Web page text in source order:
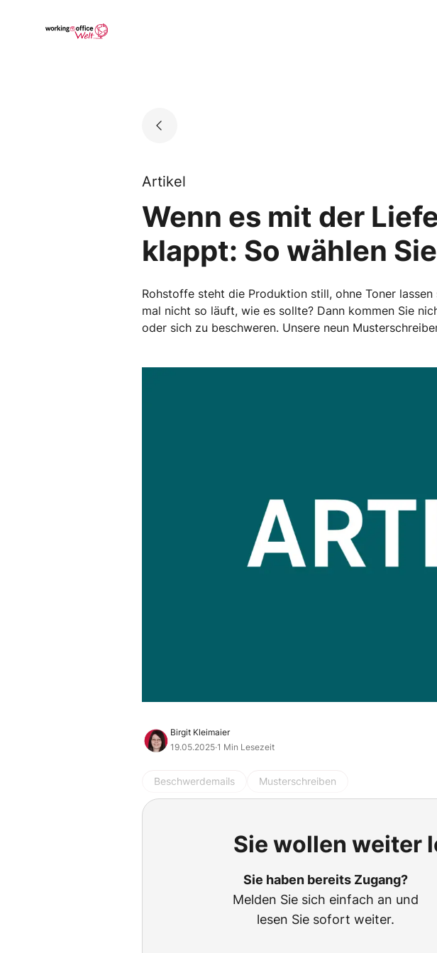
Go to landing page.
Artikel
Wenn es mit der
klappt: So wählen
Rohstoffe steht die Produktion still, ohne Toner
mal nicht so läuft, wie es sollte? Dann kommen Sie
oder sich zu beschweren. Unsere neun
Birgit Kleimaier
19.05.2025·1 Min Lesezeit
Beschwerdemails Musterschreiben
Sie wollen weiter
Sie haben bereits Zugang?
Melden Sie sich einfach an und
lesen Sie sofort weiter.